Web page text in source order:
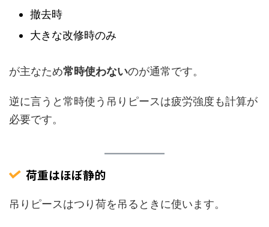
撤去時
大きな改修時のみ
が主なため常時使わないのが通常です。
逆に言うと常時使う吊りピースは疲労強度も計算が
必要です。
荷重はほぼ静的
吊りピースはつり荷を吊るときに使います。